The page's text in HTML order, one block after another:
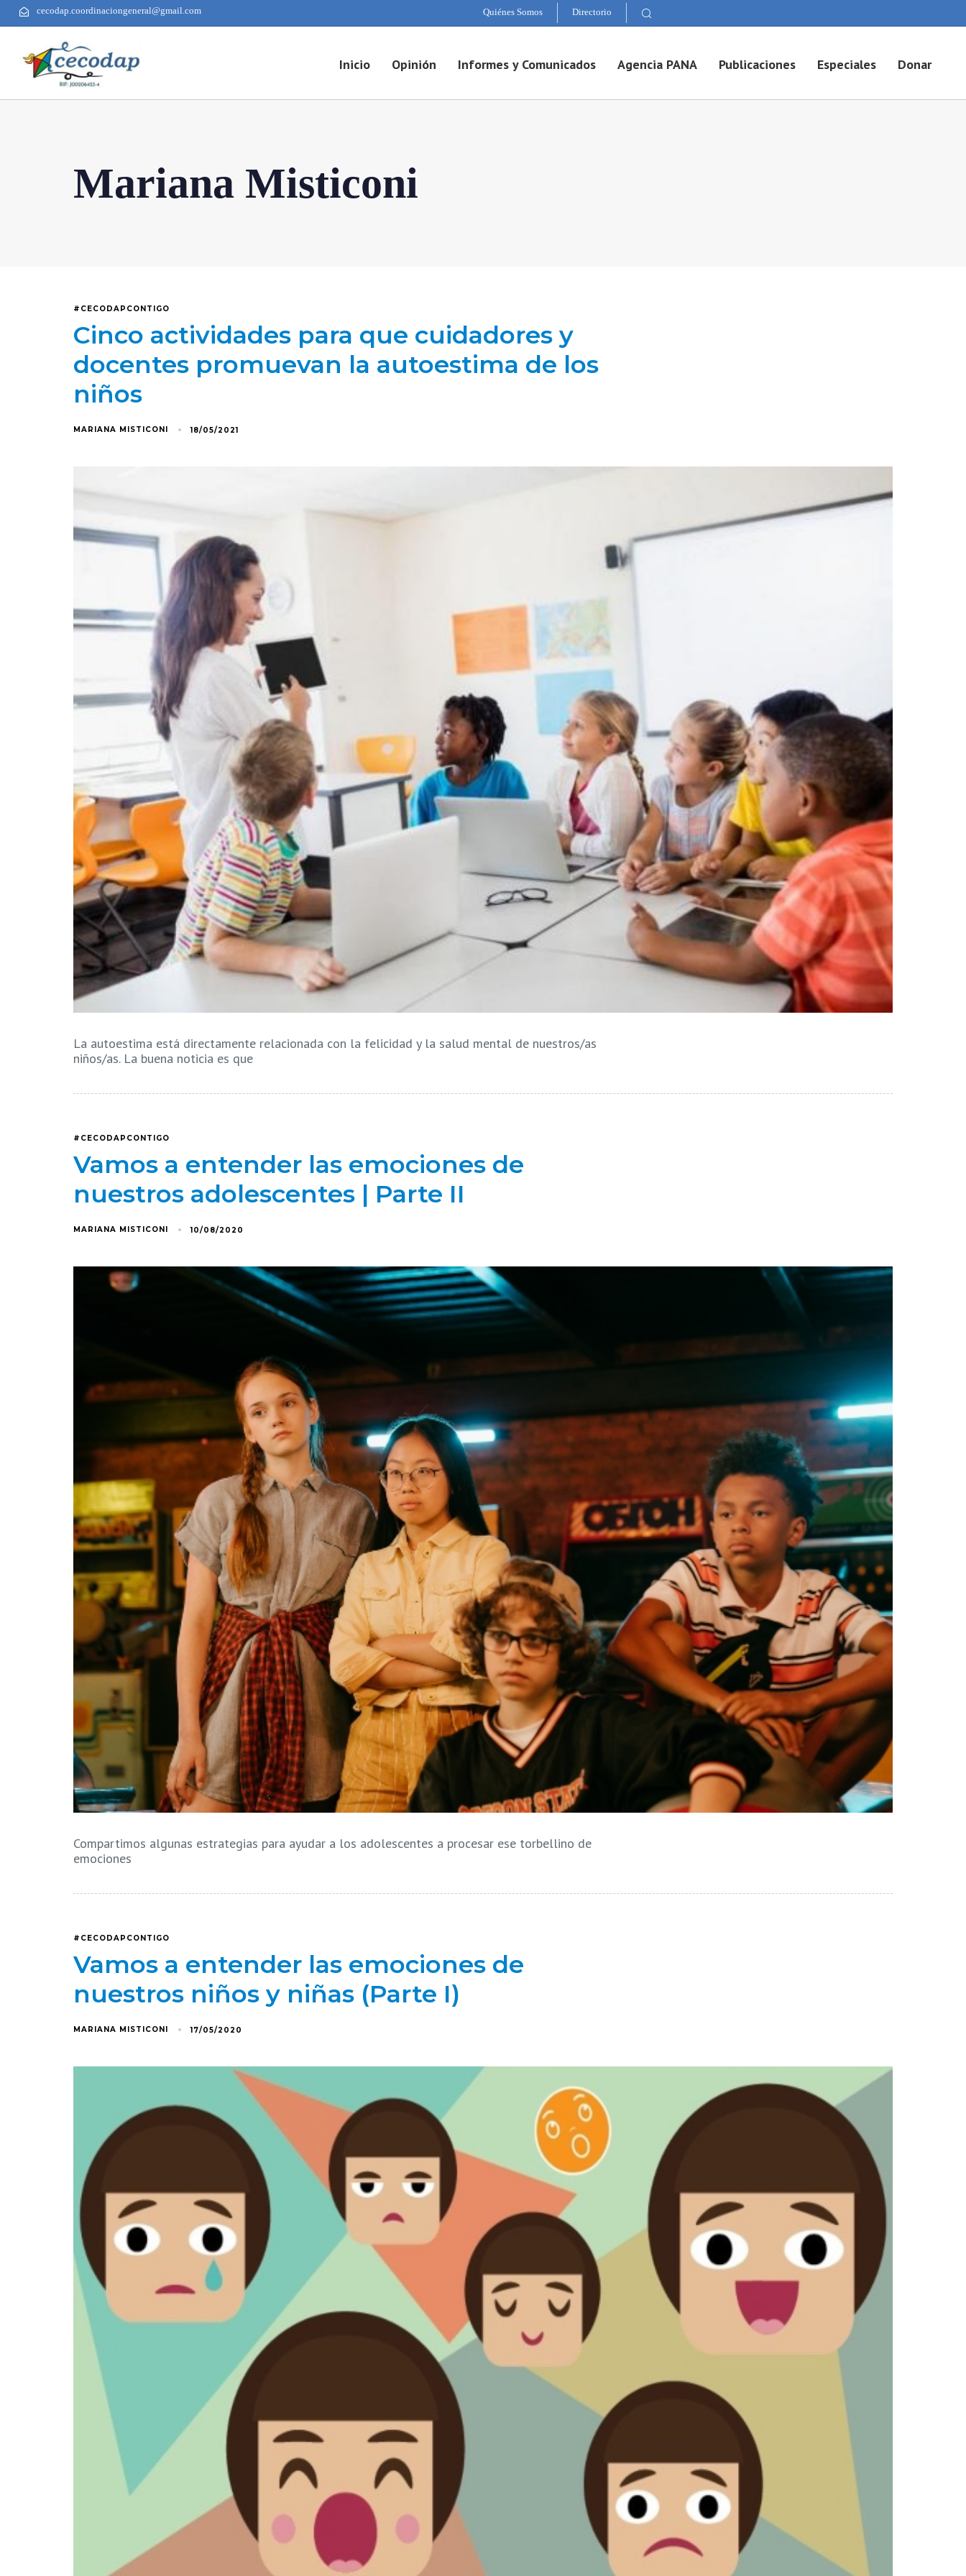
cecodap.coordinaciongeneral@gmail.com Quiénes Somos Directorio
Inicio Opinión Informes y Comunicados Agencia PANA Publicaciones Especiales Donar
Mariana Misticoni
#CECODAPCONTIGO
Cinco actividades para que cuidadores y
docentes promuevan la autoestima de los
niños
MARIANA MISTICONI 18/05/2021
La autoestima está directamente relacionada con la felicidad y la salud mental de nuestros/as
niños/as. La buena noticia es que
#CECODAPCONTIGO
Vamos a entender las emociones de
nuestros adolescentes | Parte II
MARIANA MISTICONI 10/08/2020
Compartimos algunas estrategias para ayudar a los adolescentes a procesar ese torbellino de
emociones
#CECODAPCONTIGO
Vamos a entender las emociones de
nuestros niños y niñas (Parte I)
MARIANA MISTICONI 17/05/2020